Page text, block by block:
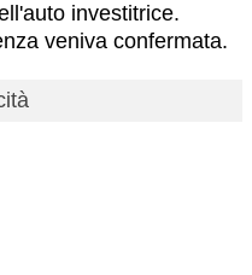
investitrice.
veniva confermata.